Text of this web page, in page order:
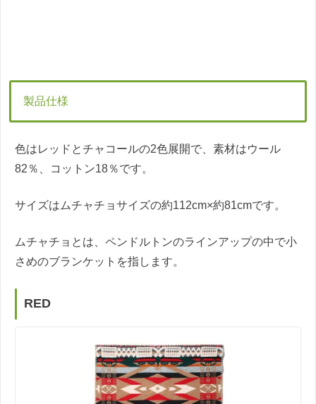
製品仕様
色はレッドとチャコールの2色展開で、素材はウール
82％、コットン18％です。
サイズはムチャチョサイズの約112cm×約81cmです。
ムチャチョとは、ペンドルトンのラインアップの中で小
さめのブランケットを指します。
RED